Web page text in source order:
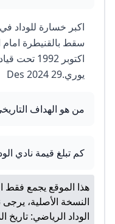
اكتوبر
يوري.29 Des 2024
من هو الهداف
كم تبلغ قيمة نادي
هذا الموقع يجمع فقط
النسخة الأصلية،
الوداد الرياضي: تاريخ